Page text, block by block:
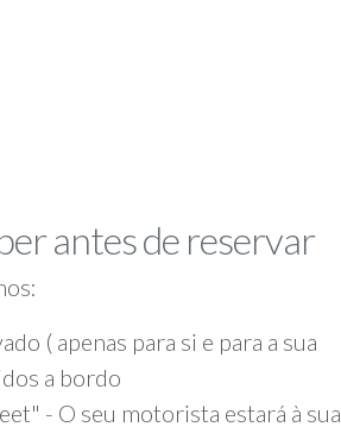
antes de reservar
( apenas para si e para a sua
a bordo
- O seu motorista estará à sua